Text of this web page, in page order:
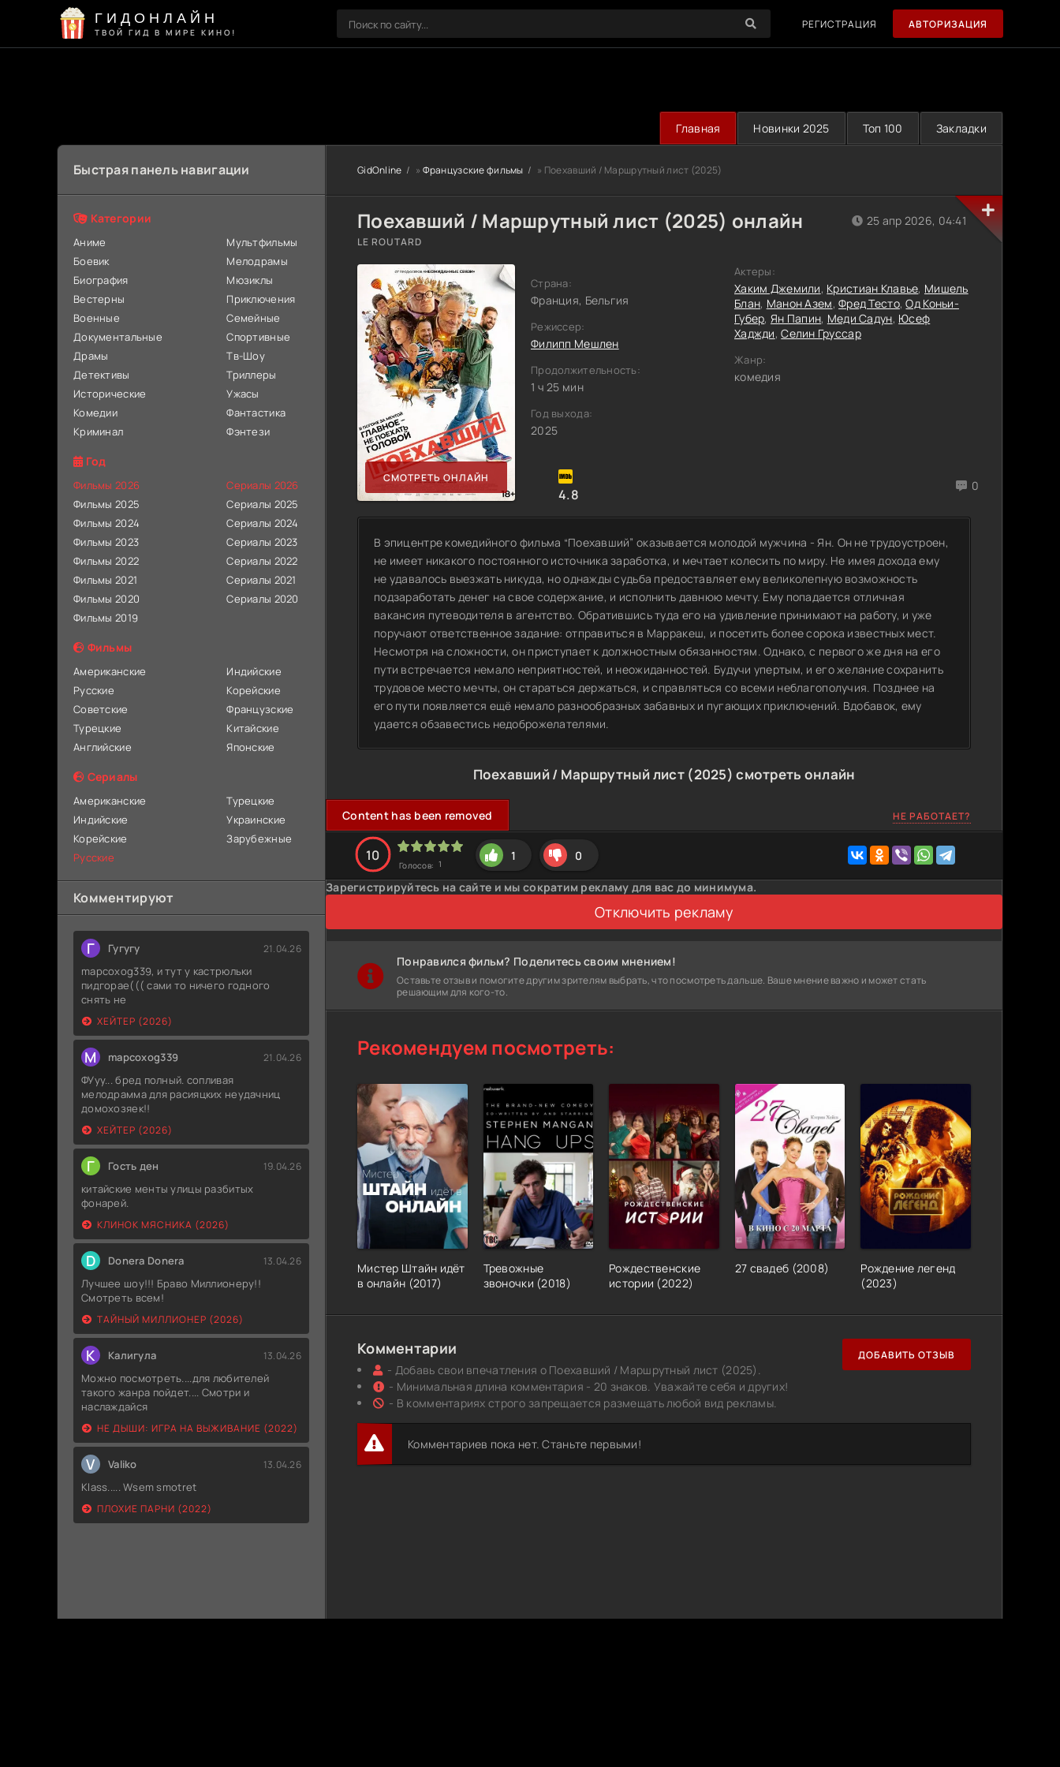
ГИДОНЛАЙН
ТВОЙ ГИД В МИРЕ КИНО!
РЕГИСТРАЦИЯ АВТОРИЗАЦИЯ
Главная Новинки 2025 Топ 100 Закладки
Быстрая панель навигации
Категории
Аниме
Боевик
Биография
Вестерны
Военные
Документальные
Драмы
Детективы
Исторические
Комедии
Криминал
Мультфильмы
Мелодрамы
Мюзиклы
Приключения
Семейные
Спортивные
Тв-Шоу
Триллеры
Ужасы
Фантастика
Фэнтези
Год
Фильмы 2026
Фильмы 2025
Фильмы 2024
Фильмы 2023
Фильмы 2022
Фильмы 2021
Фильмы 2020
Фильмы 2019
Сериалы 2026
Сериалы 2025
Сериалы 2024
Сериалы 2023
Сериалы 2022
Сериалы 2021
Сериалы 2020
Фильмы
Американские
Русские
Советские
Турецкие
Английские
Индийские
Корейские
Французские
Китайские
Японские
Сериалы
Американские
Индийские
Корейские
Русские
Турецкие
Украинские
Зарубежные
Комментируют
Г Гугугу 21.04.26
mapcoxog339, и тут у кастрюльки
пидгорае((( сами то ничего годного
снять не
ХЕЙТЕР (2026)
M mapcoxog339 21.04.26
ФУуу... бред полный. сопливая
мелодрамма для расияцких неудачниц
домохозяек!!
ХЕЙТЕР (2026)
Г Гость ден 19.04.26
китайские менты улицы разбитых
фонарей.
КЛИНОК МЯСНИКА (2026)
D Donera Donera 13.04.26
Лучшее шоу!!! Браво Миллионеру!!
Смотреть всем!
ТАЙНЫЙ МИЛЛИОНЕР (2026)
К Калигула 13.04.26
Можно посмотреть....для любителей
такого жанра пойдет.... Смотри и
наслаждайся
НЕ ДЫШИ: ИГРА НА ВЫЖИВАНИЕ (2022)
V Valiko 13.04.26
Klass..... Wsem smotret
ПЛОХИЕ ПАРНИ (2022)
GidOnline » Французские фильмы » Поехавший / Маршрутный лист (2025)
Поехавший / Маршрутный лист (2025) онлайн
LE ROUTARD
СМОТРЕТЬ ОНЛАЙН
Страна:
Франция, Бельгия
Режиссер:
Филипп Мешлен
Продолжительность:
1 ч 25 мин
Год выхода:
2025
4.8
0
25 апр 2026, 04:41
Актеры:
Хаким Джемили, Кристиан Клавье, Мишель
Блан, Манон Азем,Фред Тесто,Од Коньи-
Губер, Ян Папин, Меди Садун, Юсеф
Хаджди,Селин Груссар
Жанр:
комедия
В эпицентре комедийного фильма “Поехавший” оказывается молодой мужчина - Ян. Он не трудоустроен,
не имеет никакого постоянного источника заработка, и мечтает колесить по миру. Не имея дохода ему
не удавалось выезжать никуда, но однажды судьба предоставляет ему великолепную возможность
подзаработать денег на свое содержание, и исполнить давнюю мечту. Ему попадается отличная
вакансия путеводителя в агентство. Обратившись туда его на удивление принимают на работу, и уже
поручают ответственное задание: отправиться в Марракеш, и посетить более сорока известных мест.
Несмотря на сложности, он приступает к должностным обязанностям. Однако, с первого же дня на его
пути встречается немало неприятностей, и неожиданностей. Будучи упертым, и его желание сохранить
трудовое место мечты, он стараться держаться, и справляться со всеми неблагополучия. Позднее на
его пути появляется ещё немало разнообразных забавных и пугающих приключений. Вдобавок, ему
удается обзавестись недоброжелателями.
Поехавший / Маршрутный лист (2025) смотреть онлайн
Content has been removed НЕ РАБОТАЕТ?
10
Голосов: 1
1 0
Зарегистрируйтесь на сайте и мы сократим рекламу для вас до минимума.
Отключить рекламу
Понравился фильм? Поделитесь своим мнением!
Оставьте отзыв и помогите другим зрителям выбрать, что посмотреть дальше. Ваше мнение важно и может стать
решающим для кого-то.
Рекомендуем посмотреть:
Мистер Штайн идёт
в онлайн (2017)
Тревожные
звоночки (2018)
Рождественские
истории (2022)
27 свадеб (2008)
Рождение легенд
(2023)
Комментарии
- Добавь свои впечатления о Поехавший / Маршрутный лист (2025).
- Минимальная длина комментария - 20 знаков. Уважайте себя и других!
- В комментариях строго запрещается размещать любой вид рекламы.
ДОБАВИТЬ ОТЗЫВ
Комментариев пока нет. Станьте первыми!